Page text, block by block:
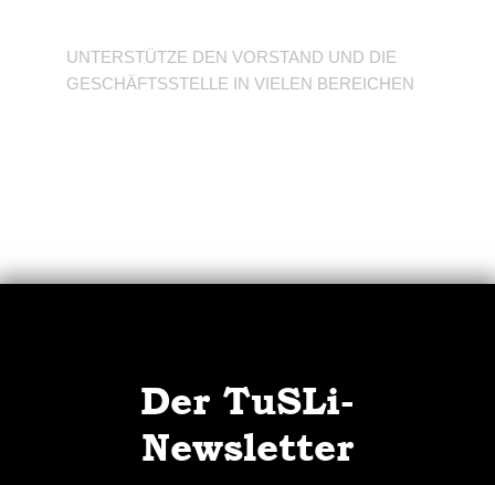
UNTERSTÜTZE DEN VORSTAND UND DIE
GESCHÄFTSSTELLE IN VIELEN BEREICHEN
Der TuSLi-
Newsletter